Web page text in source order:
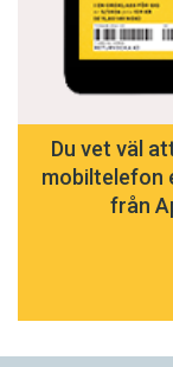
Du vet väl
mobiltelefon
från